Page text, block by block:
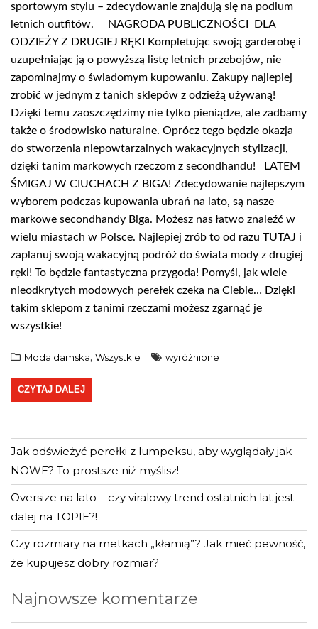
sportowym stylu – zdecydowanie znajdują się na podium
letnich outfitów. NAGRODA PUBLICZNOŚCI DLA
ODZIEŻY Z DRUGIEJ RĘKI Kompletując swoją garderobę i
uzupełniając ją o powyższą listę letnich przebojów, nie
zapominajmy o świadomym kupowaniu. Zakupy najlepiej
zrobić w jednym z tanich sklepów z odzieżą używaną!
Dzięki temu zaoszczędzimy nie tylko pieniądze, ale zadbamy
także o środowisko naturalne. Oprócz tego będzie okazja
do stworzenia niepowtarzalnych wakacyjnych stylizacji,
dzięki tanim markowych rzeczom z secondhandu! LATEM
ŚMIGAJ W CIUCHACH Z BIGA! Zdecydowanie najlepszym
wyborem podczas kupowania ubrań na lato, są nasze
markowe secondhandy Biga. Możesz nas łatwo znaleźć w
wielu miastach w Polsce. Najlepiej zrób to od razu TUTAJ i
zaplanuj swoją wakacyjną podróż do świata mody z drugiej
ręki! To będzie fantastyczna przygoda! Pomyśl, jak wiele
nieodkrytych modowych perełek czeka na Ciebie… Dzięki
takim sklepom z tanimi rzeczami możesz zgarnąć je
wszystkie!
Moda damska, Wszystkie wyróżnione
CZYTAJ DALEJ
Jak odświeżyć perełki z lumpeksu, aby wyglądały jak
NOWE? To prostsze niż myślisz!
Oversize na lato – czy viralowy trend ostatnich lat jest
dalej na TOPIE?!
Czy rozmiary na metkach „kłamią”? Jak mieć pewność,
że kupujesz dobry rozmiar?
Najnowsze komentarze